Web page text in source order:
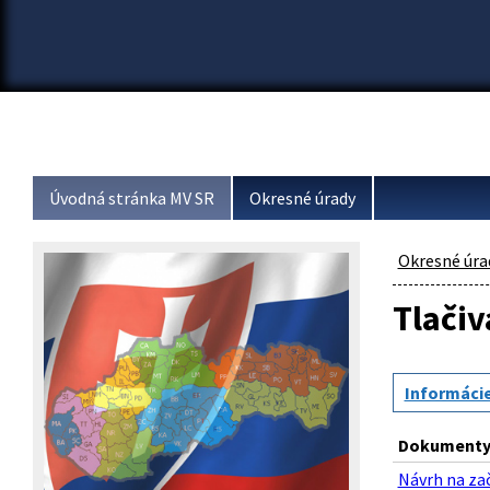
Úvodná stránka MV SR Okresné úrady
Okresné
Návrh na